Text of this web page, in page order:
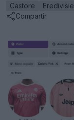
Castore Eredivisie
Compartir